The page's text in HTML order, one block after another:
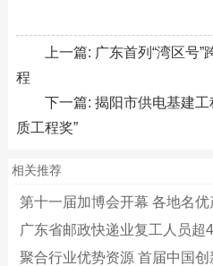
上一篇: 广东首列“湾区号
程
下一篇: 揭阳市供电基建工
质工程奖”
相关推荐
第十一届加博会开幕 各地名
广东省邮政快递业复工人员超
聚合行业优势资源 首届中国创